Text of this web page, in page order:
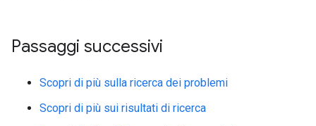
Passaggi successivi
Scopri di più sulla ricerca dei problemi
Scopri di più sui risultati di ricerca